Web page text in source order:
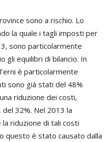
sono a rischio. Lo
la quale i tagli imposti per
sono particolarmente
gli equilibri di bilancio. In
è particolarmente
sono già stati del 48%
riduzione dei costi,
32%. Nel 2013 la
riduzione di tali costi
questo è stato causato dalla